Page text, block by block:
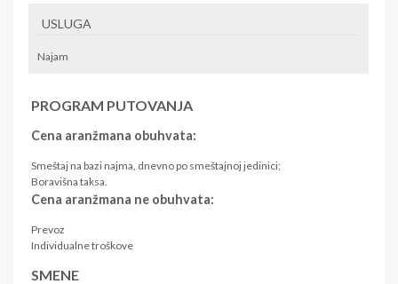
USLUGA
Najam
PROGRAM PUTOVANJA
Cena aranžmana obuhvata:
Smeštaj na bazi najma, dnevno po smeštajnoj jedinici;
Boravišna taksa.
Cena aranžmana ne obuhvata:
Prevoz
Individualne troškove
SMENE